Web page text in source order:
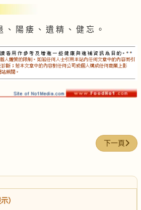
、 陽 痿 、 遺 精 、 健 忘 。
下一篇文章
下一頁
）